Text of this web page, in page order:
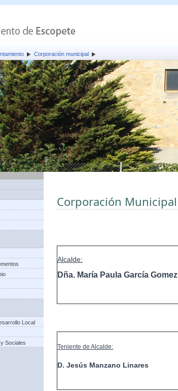
Corporación municipal
Local
Sociales
Corporación Municipal
Alcalde:
Dña. María Paula García Gomez
Teniente de Alcalde:
D. Jesús Manzano Linares